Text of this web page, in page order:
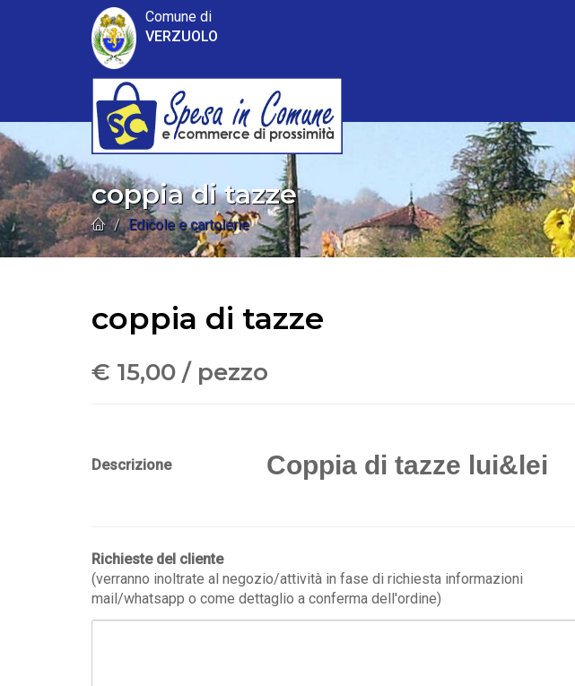
Comune di
VERZUOLO
coppia di tazze
Edicole e cartolerie
coppia di tazze
€ 15,00 / pezzo
Descrizione Coppia di tazze lui&lei
Richieste del cliente
(verranno inoltrate al negozio/attività in fase di richiesta informazioni
mail/whatsapp o come dettaglio a conferma dell'ordine)